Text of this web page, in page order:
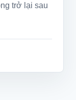
trở lại sau